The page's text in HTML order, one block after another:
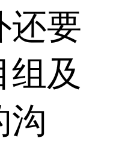
还要
及
沟